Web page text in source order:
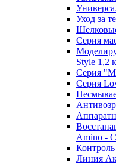
Уход за
Серия
Style 1,2
Серия
Cерия
Amino -
Линия